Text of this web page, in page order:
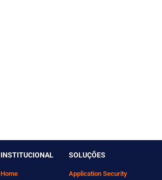
INSTITUCIONAL
Home
SOLUÇÕES
Application Security